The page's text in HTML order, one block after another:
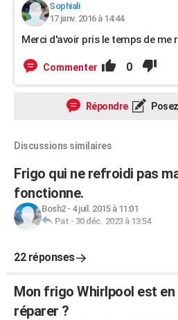
Sophiali
17 janv. 2016 à 14:44
Merci d'avoir pris le temps de me
Commenter 0
Répondre
Discussions similaires
Frigo qui ne refroidi pas
fonctionne.
Bosh2- 4 juil. 2015 à 11:01
Pat - 30 déc. 2023 à 13:54
22 réponses
Mon frigo Whirlpool est en
réparer ?